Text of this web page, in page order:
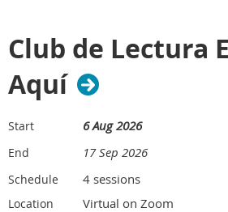
Club de Lectura
Aquí
Start 6 Aug 2026
End 17 Sep 2026
Schedule 4 sessions
Location Virtual on Zoom